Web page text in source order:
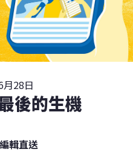
月28日
後的生機
編輯直送